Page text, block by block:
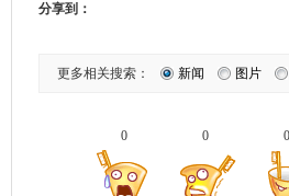
分享到：
更多相关搜索： 新闻 图片
0 0 0